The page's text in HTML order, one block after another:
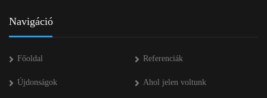
Navigáció
Főoldal Referenciák
Újdonságok Ahol jelen voltunk